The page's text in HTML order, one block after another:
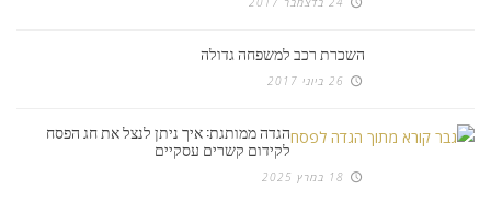
השכרת רכב למשפחה גדולה
26 ביוני 2017
הגדה ממותגת: איך ניתן לנצל את חג הפסח
לקידום קשרים עסקיים
18 במרץ 2025